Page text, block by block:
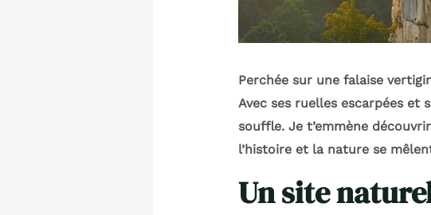
Perchée sur une falaise
Avec ses ruelles escarpées et
souffle. Je t’emmène
l’histoire et la nature se
Un site